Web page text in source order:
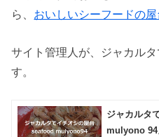
ら、 おいしいシーフードの屋
サイト管理人が、ジャカル
す。
ジャカルタ
mulyono 94